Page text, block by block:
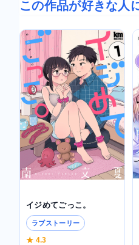
この作品が好きな人
イジめてごっこ。
ラブストーリー
★ 4.3